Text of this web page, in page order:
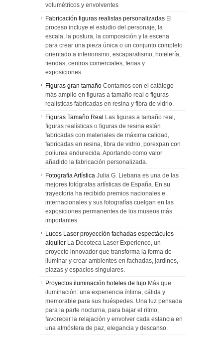
volumétricos y envolventes
Fabricación figuras realistas personalizadas El
proceso incluye el estudio del personaje, la
escala, la postura, la composición y la escena
para crear una pieza única o un conjunto completo
orientado a interiorismo, escaparatismo, hotelería,
tiendas, centros comerciales, ferias y
exposiciones.
Figuras gran tamaño Contamos con el catálogo
más amplio en figuras a tamaño real o figuras
realísticas fabricadas en resina y fibra de vidrio.
Figuras Tamaño Real Las figuras a tamaño real,
figuras realísticas o figuras de resina están
fabricadas con materiales de máxima calidad,
fabricadas en resina, fibra de vidrio, porexpan con
poliurea endurecida. Aportando como valor
añadido la fabricación personalizada.
Fotografía Artística Julia G. Liebana es una de las
mejores fotógrafas artísticas de España. En su
trayectoria ha recibido premios nacionales e
internacionales y sus fotografías cuelgan en las
exposiciones permanentes de los museos más
importantes.
Luces Laser proyección fachadas espectáculos
alquiler La Decoteca Laser Experience, un
proyecto innovador que transforma la forma de
iluminar y crear ambientes en fachadas, jardines,
plazas y espacios singulares.
Proyectos iluminación hoteles de lujo Más que
iluminación: una experiencia íntima, cálida y
memorable para sus huéspedes. Una luz pensada
para la parte nocturna, para bajar el ritmo,
favorecer la relajación y envolver cada estancia en
una atmósfera de paz, elegancia y descanso.